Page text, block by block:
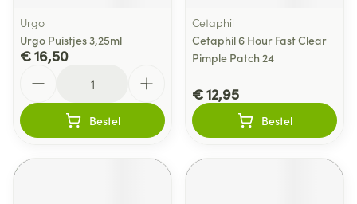
Urgo
Urgo Puistjes 3,25ml
€ 16,50
Bestel
Cetaphil
Cetaphil 6 Hour Fast Clear
Pimple Patch 24
€ 12,95
Bestel